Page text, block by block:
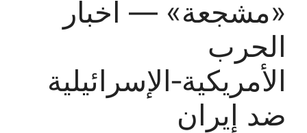
«مشجعة» — أخبار
الحرب
الأمريكية‑الإسرائيلية
ضد إيران